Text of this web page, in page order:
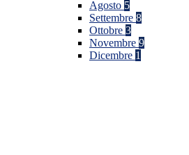
Agosto 5
Settembre 8
Ottobre 3
Novembre 9
Dicembre 1